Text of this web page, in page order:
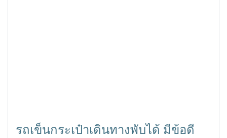
รถเข็นกระเป๋าเดินทางพับได้ มีข้อดี